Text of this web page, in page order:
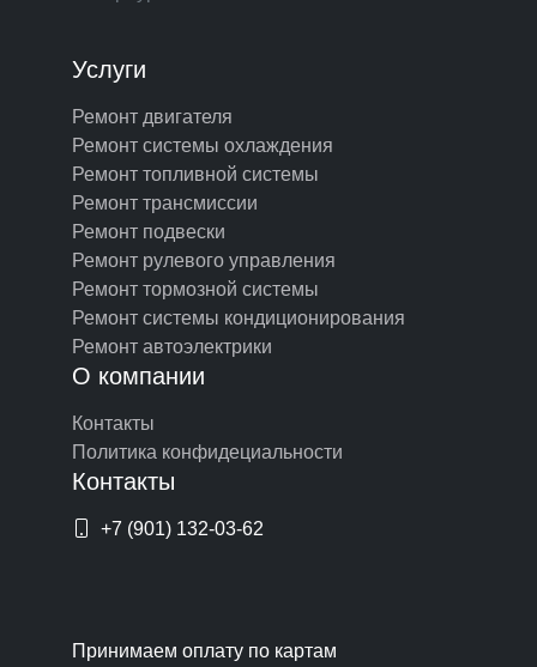
Услуги
Ремонт двигателя
Ремонт системы охлаждения
Ремонт топливной системы
Ремонт трансмиссии
Ремонт подвески
Ремонт рулевого управления
Ремонт тормозной системы
Ремонт системы кондиционирования
Ремонт автоэлектрики
О компании
Контакты
Политика конфидециальности
Контакты
+7 (901) 132-03-62
Принимаем оплату по картам